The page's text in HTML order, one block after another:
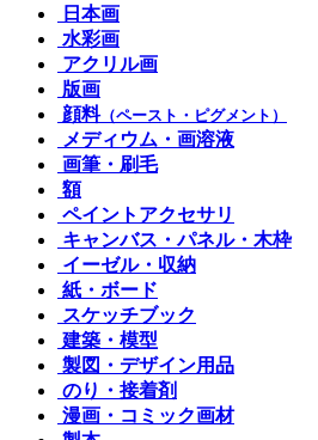
日本画
水彩画
アクリル画
版画
顔料（ペースト・ピグメント）
メディウム・画溶液
画筆・刷毛
額
ペイントアクセサリ
キャンバス・パネル・木枠
イーゼル・収納
紙・ボード
スケッチブック
建築・模型
製図・デザイン用品
のり・接着剤
漫画・コミック画材